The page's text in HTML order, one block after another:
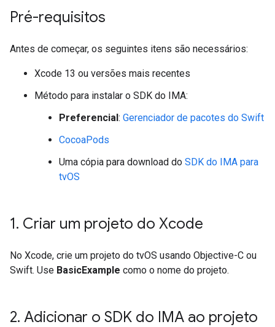
Pré-requisitos
Antes de começar, os seguintes itens são necessários:
Xcode 13 ou versões mais recentes
Método para instalar o SDK do IMA:
Preferencial: Gerenciador de pacotes do Swift
CocoaPods
Uma cópia para download do SDK do IMA para
tvOS
1. Criar um projeto do Xcode
No Xcode, crie um projeto do tvOS usando Objective-C ou
Swift. Use BasicExample como o nome do projeto.
2. Adicionar o SDK do IMA ao projeto